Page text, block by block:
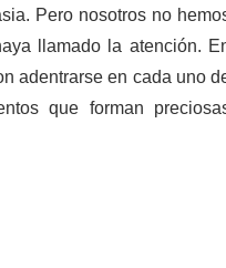
Pero nosotros no
llamado la atención.
adentrarse en cada uno
que forman